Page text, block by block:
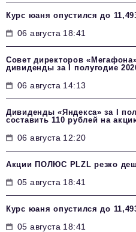
Курс юаня опустился до
06 августа 18:41
Совет директоров
дивиденды за I полугодие
06 августа 14:13
Дивиденды «Яндекса» за I
составить 110 рублей на
06 августа 12:20
Акции ПОЛЮС PLZL резко
05 августа 18:41
Курс юаня опустился до
05 августа 18:41